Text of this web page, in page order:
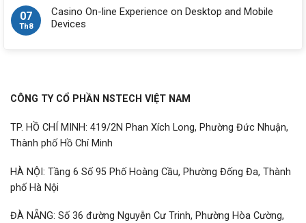
07
Th8
Casino On-line Experience on Desktop and Mobile
Devices
CÔNG TY CỔ PHẦN NSTECH VIỆT NAM
TP. HỒ CHÍ MINH: 419/2N Phan Xích Long, Phường Đức Nhuận,
Thành phố Hồ Chí Minh
HÀ NỘI: Tầng 6 Số 95 Phố Hoàng Cầu, Phường Đống Đa, Thành
phố Hà Nội
ĐÀ NẴNG: Số 36 đường Nguyễn Cư Trinh, Phường Hòa Cường,